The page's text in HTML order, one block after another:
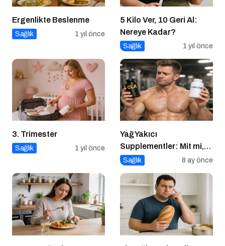
Ergenlikte Beslenme
Sağlık 1 yıl önce
5 Kilo Ver, 10 Geri Al:
Nereye Kadar?
Sağlık 1 yıl önce
3. Trimester
Sağlık 1 yıl önce
Yağ Yakıcı
Supplementler: Mit mi,
Gerçek mi?
Sağlık 8 ay önce